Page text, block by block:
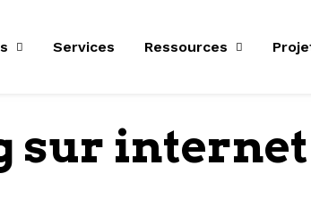
Services Ressources
sur internet